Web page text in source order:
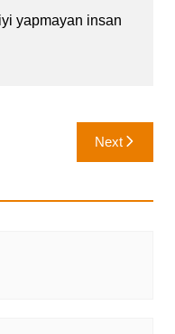
yapmayan insan
Next